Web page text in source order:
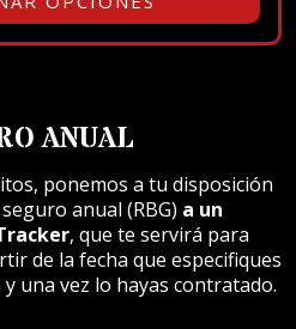
era:
20,00€.
es:
15,00€.
ANUAL
ponemos a tu disposición
anual (RBG) a un
, que te servirá para
de la fecha que especifiques
una vez lo hayas contratado.